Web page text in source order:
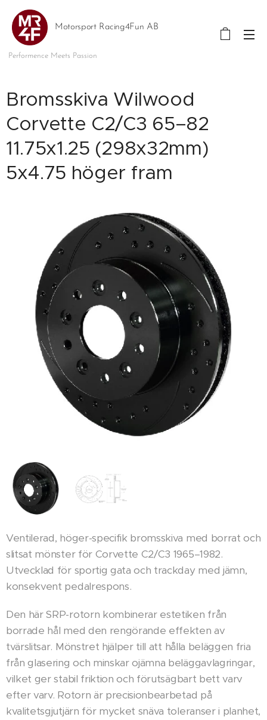
Motorsport Racing4Fun AB
Performence Meets Passion
Bromsskiva Wilwood
Corvette C2/C3 65–82
11.75x1.25 (298x32mm)
5x4.75 höger fram
Ventilerad, höger-specifik bromsskiva med borrat och
slitsat mönster för Corvette C2/C3 1965–1982.
Utvecklad för sportig gata och trackday med jämn,
konsekvent pedalrespons.
Den här SRP-rotorn kombinerar estetiken från
borrade hål med den rengörande effekten av
tvärslitsar. Mönstret hjälper till att hålla beläggen fria
från glasering och minskar ojämna beläggavlagringar,
vilket ger stabil friktion och förutsägbart bett varv
efter varv. Rotorn är precisionbearbetad på
kvalitetsgjutjärn för mycket snäva toleranser i planhet,